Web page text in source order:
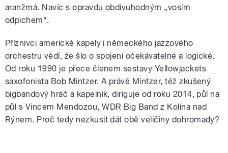
aranžmá. Navíc s opravdu obdivuhodným „vosím
odpichem“.
Příznivci americké kapely i německého jazzového
orchestru vědí, že šlo o spojení očekávatelné a logické.
Od roku 1990 je přece členem sestavy Yellowjackets
saxofonista Bob Mintzer. A právě Mintzer, též zkušený
bigbandový hráč a kapelník, diriguje od roku 2014, půl na
půl s Vincem Mendozou, WDR Big Band z Kolína nad
Rýnem. Proč tedy nezkusit dát obě veličiny dohromady?